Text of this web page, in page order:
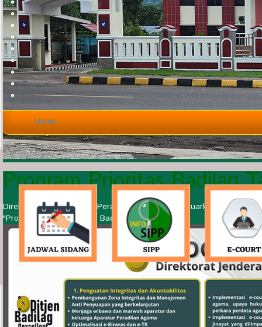
Program Prioritas Badilag
Direktur Jenderal Badan Peradilan Agama mengeluarkan surat
"Program Prioritas Ditjen Badilag Tahun 2026".
Home